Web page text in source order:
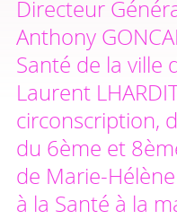
Directeur
Anthony
Santé de la ville
Laurent
circonscription,
du 6ème et
de Marie-
à la Santé à la